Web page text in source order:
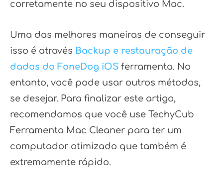
corretamente no seu dispositivo Mac.
Uma das melhores maneiras de conseguir
isso é através Backup e restauração de
dados do FoneDog iOS ferramenta. No
entanto, você pode usar outros métodos,
se desejar. Para finalizar este artigo,
recomendamos que você use TechyCub
Ferramenta Mac Cleaner para ter um
computador otimizado que também é
extremamente rápido.